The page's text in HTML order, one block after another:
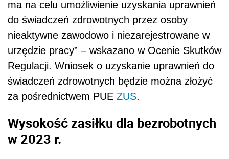
ma na celu umożliwienie uzyskania uprawnień
do świadczeń zdrowotnych przez osoby
nieaktywne zawodowo i niezarejestrowane w
urzędzie pracy” – wskazano w Ocenie Skutków
Regulacji. Wniosek o uzyskanie uprawnień do
świadczeń zdrowotnych będzie można złożyć
za pośrednictwem PUE ZUS.
Wysokość zasiłku dla bezrobotnych
w 2023 r.